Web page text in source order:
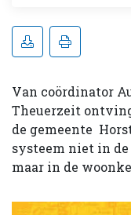
Van coördinator
Theuerzeit
de gemeente
systeem niet in
maar in de